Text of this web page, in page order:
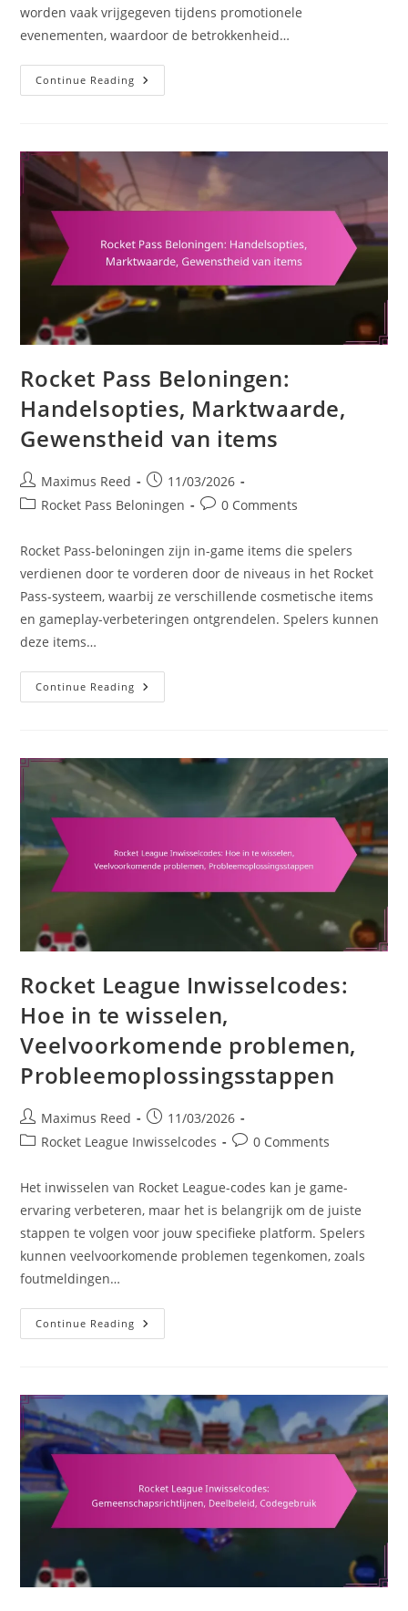
worden vaak vrijgegeven tijdens promotionele
evenementen, waardoor de betrokkenheid…
Continue Reading Rocket
League
Codes,
Betrokkenheid
Van
Fans
Rocket Pass Beloningen:
Handelsopties, Marktwaarde,
Gewenstheid van items
Post
author:
Maximus Reed
Post
published:
11/03/2026
PostRocket Pass Beloningen
Post0 Comments
Rocket Pass-beloningen zijn in-game items die spelers
verdienen door te vorderen door de niveaus in het Rocket
Pass-systeem, waarbij ze verschillende cosmetische items
en gameplay-verbeteringen ontgrendelen. Spelers kunnen
deze items…
Continue Reading Rocket
Pass
Van
Rocket League Inwisselcodes:
Hoe in te wisselen,
Veelvoorkomende problemen,
Probleemoplossingsstappen
Post
author:
Maximus Reed
Post
published:
11/03/2026
PostRocket League Inwisselcodes
Post0 Comments
Het inwisselen van Rocket League-codes kan je game-
ervaring verbeteren, maar het is belangrijk om de juiste
stappen te volgen voor jouw specifieke platform. Spelers
kunnen veelvoorkomende problemen tegenkomen, zoals
foutmeldingen…
Continue Reading Rocket
League
Wisselen,
Veelvoorkomende
Problemen,
Probleemoplossingsstappen